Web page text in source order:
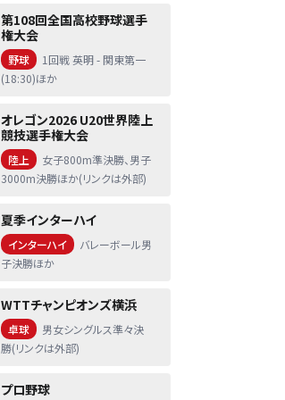
第108回全国高校野球選手
権大会
野球
1回戦 英明 - 関東第一
(18:30)ほか
オレゴン2026 U20世界陸上
競技選手権大会
陸上
女子800m準決勝、男子
3000m決勝ほか(リンクは外部)
夏季インターハイ
インターハイ
バレーボール男
子決勝ほか
WTTチャンピオンズ横浜
卓球
男女シングルス準々決
勝(リンクは外部)
プロ野球